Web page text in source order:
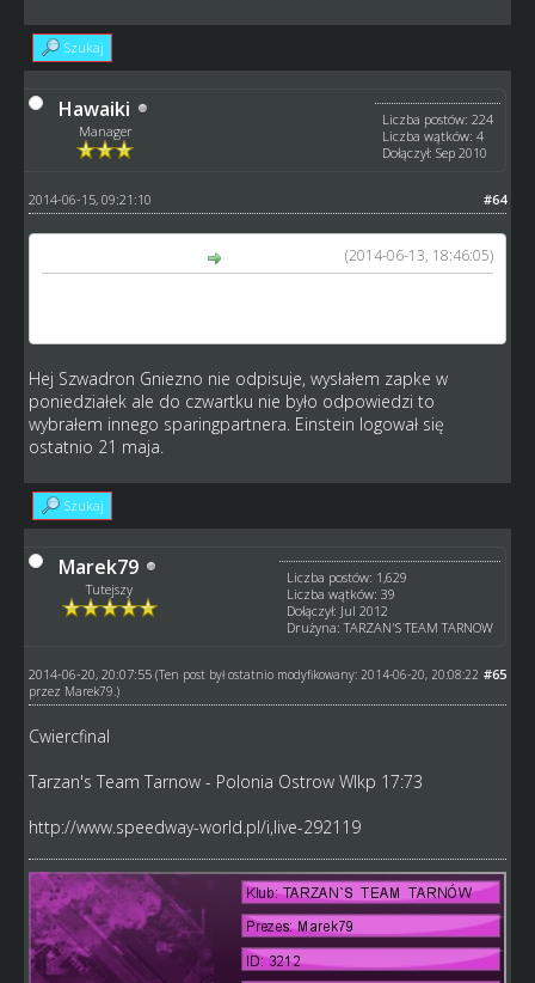
Szukaj
Hawaiki
Manager
Liczba postów: 224
Liczba wątków: 4
Dołączył: Sep 2010
#64
2014-06-15, 09:21:10
(2014-06-13, 18:46:05)
Hej Szwadron Gniezno nie odpisuje, wysłałem zapke w
poniedziałek ale do czwartku nie było odpowiedzi to
wybrałem innego sparingpartnera. Einstein logował się
ostatnio 21 maja.
Szukaj
Marek79
Tutejszy
Liczba postów: 1,629
Liczba wątków: 39
Dołączył: Jul 2012
Drużyna: TARZAN'S TEAM TARNOW
#65
2014-06-20, 20:07:55 (Ten post był ostatnio modyfikowany: 2014-06-20, 20:08:22
przez Marek79 .)
Cwiercfinal
Tarzan's Team Tarnow - Polonia Ostrow Wlkp 17:73
http://www.speedway-world.pl/i,live-292119